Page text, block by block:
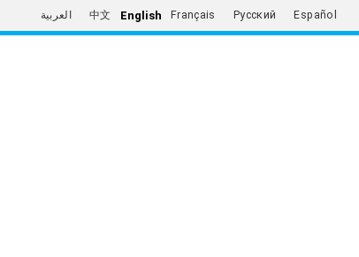
العربية 中文 English Français Русский Español